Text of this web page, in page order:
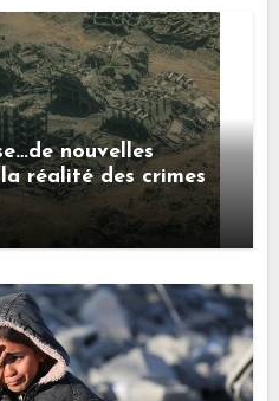
nouvelles
réalité des crimes